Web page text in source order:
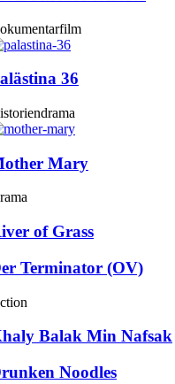
36
Mary
of Grass
Terminator (OV)
Balak Min Nafsak
Noodles